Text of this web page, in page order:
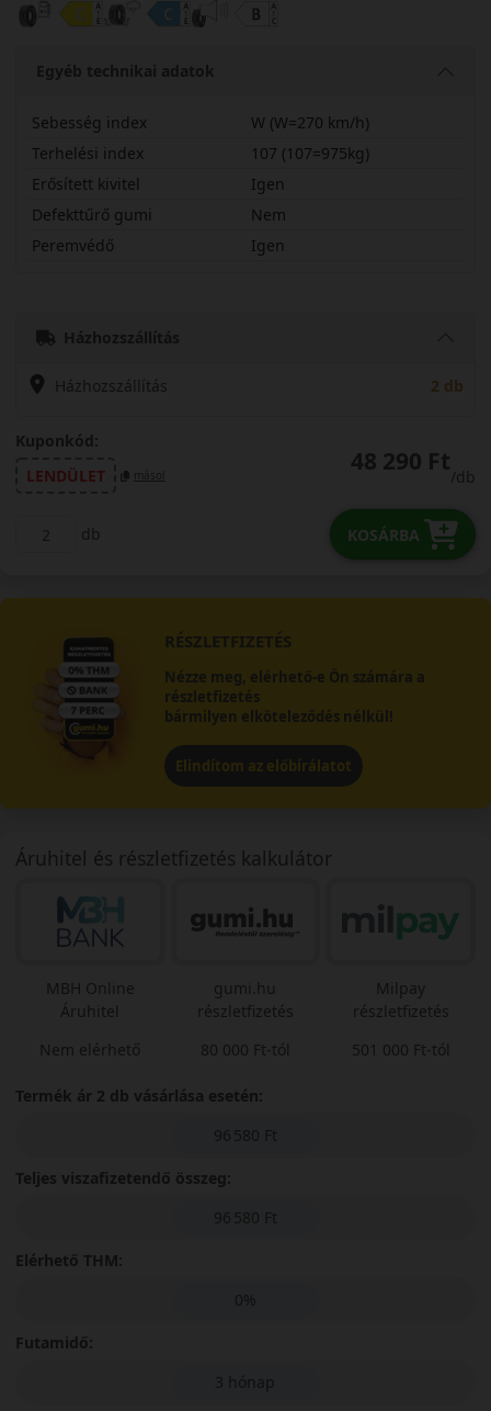
Egyéb technikai adatok
Sebesség index
W (W=270 km/h)
Terhelési index
107 (107=975kg)
Erősített kivitel
Igen
Defekttűrő gumi
Nem
Peremvédő
Igen
Házhozszállítás
Házhozszállítás 2 db
Kuponkód:
LENDÜLET
másol 48 290 Ft
/db
db KOSÁRBA
RÉSZLETFIZETÉS
Nézze meg, elérhető-e Ön számára a
részletfizetés
bármilyen elköteleződés nélkül!
Elindítom az előbírálatot
Áruhitel és részletfizetés kalkulátor
MBH Online
Áruhitel
Nem elérhető
gumi.hu
részletfizetés
80 000 Ft-tól
Milpay
részletfizetés
501 000 Ft-tól
Termék ár 2 db vásárlása esetén:
96 580 Ft
Teljes viszafizetendő összeg:
96 580 Ft
Elérhető THM:
0%
Futamidő:
3 hónap